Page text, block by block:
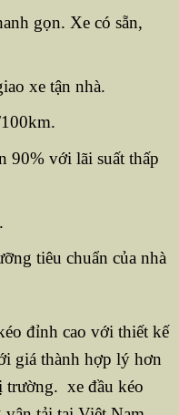
gọn. Xe có sẵn,
xe tận nhà.
90% với lãi suất thấp
tiêu chuẩn của nhà
đỉnh cao với thiết kế
giá thành hợp lý hơn
trường. xe đầu kéo